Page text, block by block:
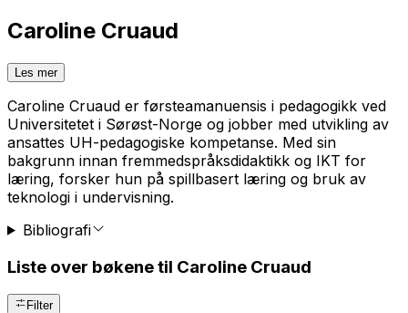
Caroline Cruaud
Les mer
Caroline Cruaud er førsteamanuensis i pedagogikk ved
Universitetet i Sørøst-Norge og jobber med utvikling av
ansattes UH-pedagogiske kompetanse. Med sin
bakgrunn innan fremmedspråksdidaktikk og IKT for
læring, forsker hun på spillbasert læring og bruk av
teknologi i undervisning.
Bibliografi
Liste over bøkene til Caroline Cruaud
Filter